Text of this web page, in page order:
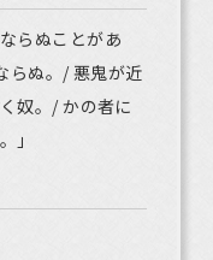
らぬことがあ
らぬ。/ 悪鬼が近
奴。/ かの者に
」